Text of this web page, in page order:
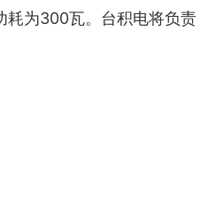
耗为300瓦。台积电将负责